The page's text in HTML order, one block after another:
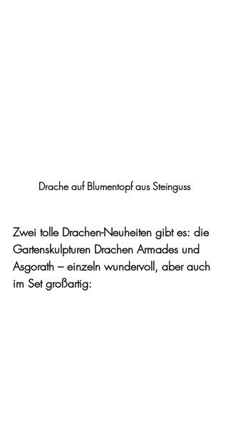
Drache auf Blumentopf aus Steinguss
Zwei tolle Drachen-Neuheiten gibt es: die
Gartenskulpturen Drachen Armades und
Asgorath – einzeln wundervoll, aber auch
im Set großartig: